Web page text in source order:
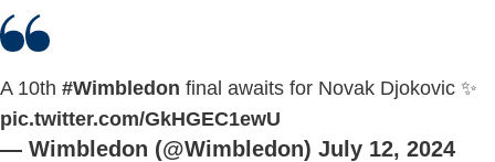
A 10th #Wimbledon final awaits for Novak Djokovic ✨
pic.twitter.com/GkHGEC1ewU
— Wimbledon (@Wimbledon) July 12, 2024